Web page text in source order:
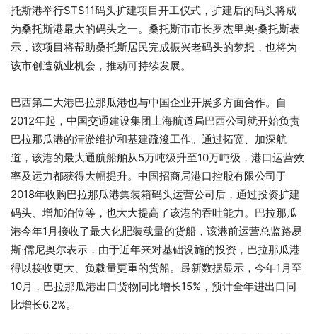
托斯港举行STS11码头扩建项目开工仪式，扩建后的码头将成
为桑托斯港最大的码头之一。桑托斯市市长罗杰里奥·桑托斯表
示，该项目将帮助桑托斯居民完成振兴老码头的梦想，也将为
该市创造就业机会，推动可持续发展。
巴西第二大港巴拉那瓜港也与中国企业开展多方面合作。自
2012年起，中国交通建设集团上海航道局巴西公司就开始负责
巴拉那瓜港的清淤维护和基建疏浚工作。通过拓宽、加深航
道，该港的最大通航船舶从5万吨级升至10万吨级，港口运营效
率及运力都获得大幅提升。中国招商局港口控股有限公司于
2018年收购巴拉那瓜港集装箱码头运营公司后，通过投资扩建
码头、增加泊位等，也大大提高了该港的吞吐能力。巴拉那瓜
港今年1月接收了最大化肥装载量的货船，该港前运营总监路易
斯·儒尼奥尔表示，由于近年来对基础设施的投资，巴拉那瓜港
得以接收更大、负载量更重的货船。最新数据显示，今年1月至
10月，巴拉那瓜港出口货物同比增长15%，预计全年进出口同
比增长6.2%。